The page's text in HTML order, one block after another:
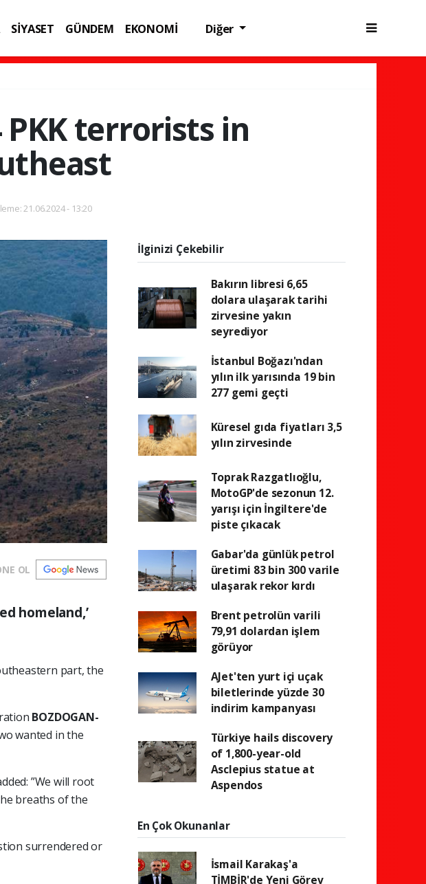
SİYASET GÜNDEM
EKONOMİ
Diğer
PKK terrorists in
21.06.2024 - 13:20
OL
homeland,’
part, the
BOZDOGAN-
wanted in the
”We will root
breaths of the
surrendered or
İlginizi Çekebilir
Bakırın libresi 6,65
dolara ulaşarak tarihi
zirvesine yakın
seyrediyor
İstanbul Boğazı'ndan
yılın ilk yarısında 19 bin
277 gemi geçti
Küresel gıda fiyatları 3,5
yılın zirvesinde
Toprak Razgatlıoğlu,
MotoGP'de sezonun 12.
yarışı için İngiltere'de
piste çıkacak
Gabar'da günlük petrol
üretimi 83 bin 300 varile
ulaşarak rekor kırdı
Brent petrolün varili
79,91 dolardan işlem
görüyor
AJet'ten yurt içi uçak
biletlerinde yüzde 30
indirim kampanyası
Türkiye hails discovery
of 1,800-year-old
Asclepius statue at
Aspendos
En Çok Okunanlar
İsmail Karakaş'a
TİMBİR'de Yeni Görev